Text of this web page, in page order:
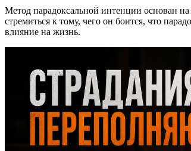
Метод парадоксальной интенции основан на
стремиться к тому, чего он боится, что
влияние на жизнь.